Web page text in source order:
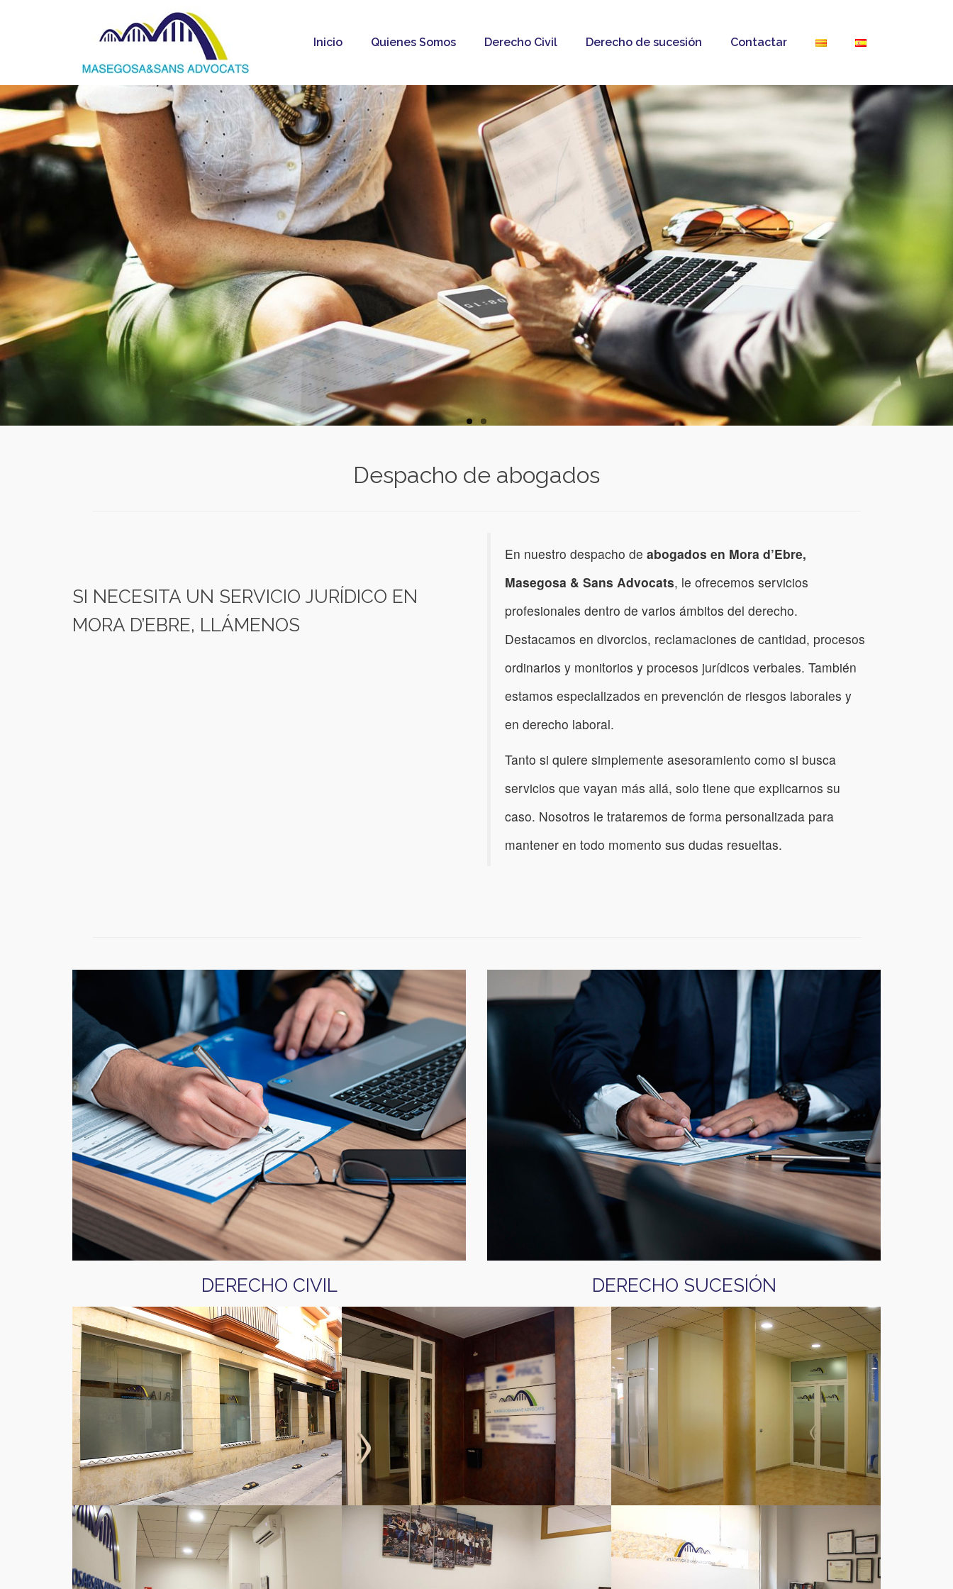
Inicio Quienes Somos Derecho Civil Derecho de sucesión Contactar
Despacho de abogados
SI NECESITA UN SERVICIO JURÍDICO EN
MORA D’EBRE, LLÁMENOS
En nuestro despacho de abogados en Mora d’Ebre,
Masegosa & Sans Advocats, le ofrecemos servicios
profesionales dentro de varios ámbitos del derecho.
Destacamos en divorcios, reclamaciones de cantidad, procesos
ordinarios y monitorios y procesos jurídicos verbales. También
estamos especializados en prevención de riesgos laborales y
en derecho laboral.
Tanto si quiere simplemente asesoramiento como si busca
servicios que vayan más allá, solo tiene que explicarnos su
caso. Nosotros le trataremos de forma personalizada para
mantener en todo momento sus dudas resueltas.
DERECHO CIVIL DERECHO SUCESIÓN